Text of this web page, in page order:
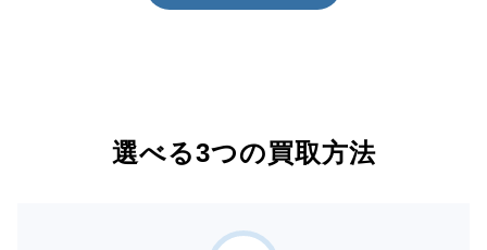
選べる3つの買取方法